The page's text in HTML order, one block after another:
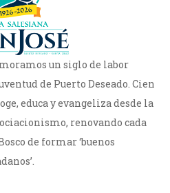
un siglo de labor
de Puerto Deseado. Cien
educa y evangeliza desde la
renovando cada
de formar ‘buenos